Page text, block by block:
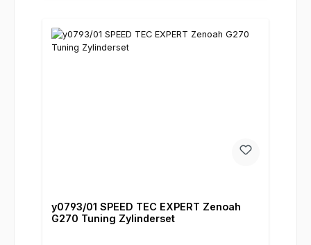
y0793/01 SPEED TEC EXPERT Zenoah
G270 Tuning Zylinderset